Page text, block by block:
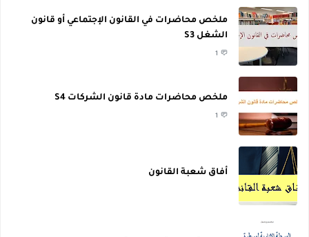
ملخص محاضرات في القانون الإجتماعي أو قانون
الشغل S3
1
ملخص محاضرات مادة قانون الشركات S4
1
أفاق شعبة القانون